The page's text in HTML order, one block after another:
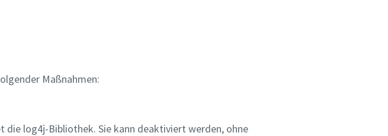
Maßnahmen:
die log4j-Bibliothek. Sie kann deaktiviert werden, ohne